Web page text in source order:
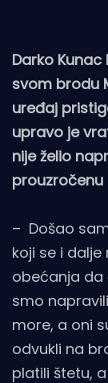
Darko
svom brodu
uređaj
upravo je
nije želio
prouzročenu
– Došao
koji se i
obećanja da
smo
more, a oni
odvukli na
platili štetu,